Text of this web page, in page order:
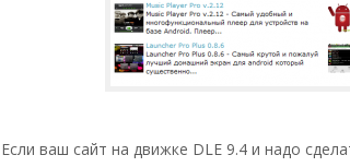
Если ваш сайт на движке DLE 9.4 и надо